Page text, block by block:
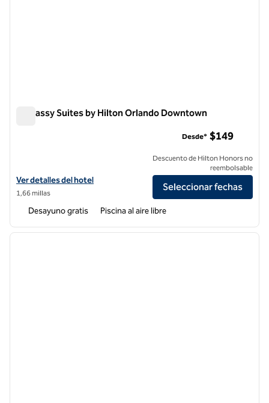
Embassy Suites by Hilton Orlando Downtown
Ver detalles del hotel Embassy Suites by Hilton Orlando Downtown
Ver detalles del hotel
1,66 millas
Desde* $149
Descuento de Hilton Honors no
reembolsable
Seleccionar fechas
Desayuno gratis Piscina al aire libre
1 de 12